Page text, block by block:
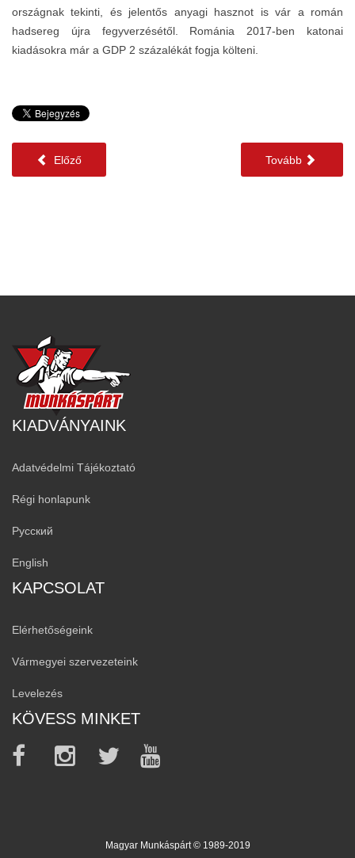
országnak tekinti, és jelentős anyagi hasznot is vár a román
hadsereg újra fegyverzésétől. Románia 2017-ben katonai
kiadásokra már a GDP 2 százalékát fogja költeni.
Előző Tovább
KIADVÁNYAINK
Adatvédelmi Tájékoztató
Régi honlapunk
Русский
English
KAPCSOLAT
Elérhetőségeink
Vármegyei szervezeteink
Levelezés
KÖVESS MINKET
Magyar Munkáspárt © 1989-2019